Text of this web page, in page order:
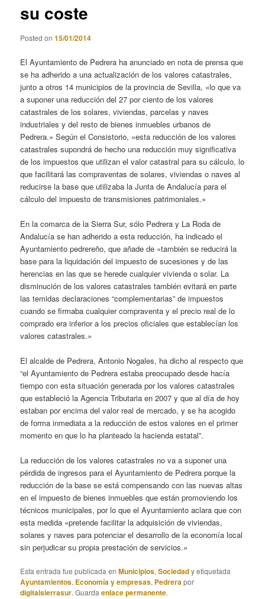
su coste
Posted on15/01/2014
El Ayuntamiento de Pedrera ha anunciado en nota de prensa que
se ha adherido a una actualización de los valores catastrales,
junto a otros 14 municipios de la provincia de Sevilla, «lo que va
a suponer una reducción del 27 por ciento de los valores
catastrales de los solares, viviendas, parcelas y naves
industriales y del resto de bienes inmuebles urbanos de
Pedrera.» Según el Consistorio, «esta reducción de los valores
catastrales supondrá de hecho una reducción muy significativa
de los impuestos que utilizan el valor catastral para su cálculo, lo
que facilitará las compraventas de solares, viviendas o naves al
reducirse la base que utilizaba la Junta de Andalucía para el
cálculo del impuesto de transmisiones patrimoniales.»
En la comarca de la Sierra Sur, sólo Pedrera y La Roda de
Andalucía se han adherido a esta reducción, ha indicado el
Ayuntamiento pedrereño, que añade de «también se reducirá la
base para la liquidación del impuesto de sucesiones y de las
herencias en las que se herede cualquier vivienda o solar. La
disminución de los valores catastrales también evitará en parte
las temidas declaraciones “complementarias” de impuestos
cuando se firmaba cualquier compraventa y el precio real de lo
comprado era inferior a los precios oficiales que establecían los
valores catastrales.»
El alcalde de Pedrera, Antonio Nogales, ha dicho al respecto que
“el Ayuntamiento de Pedrera estaba preocupado desde hacía
tiempo con esta situación generada por los valores catastrales
que estableció la Agencia Tributaria en 2007 y que al día de hoy
estaban por encima del valor real de mercado, y se ha acogido
de forma inmediata a la reducción de estos valores en el primer
momento en que lo ha planteado la hacienda estatal”.
La reducción de los valores catastrales no va a suponer una
pérdida de ingresos para el Ayuntamiento de Pedrera porque la
reducción de la base se está compensando con las nuevas altas
en el impuesto de bienes inmuebles que están promoviendo los
técnicos municipales, por lo que el Ayuntamiento aclara que con
esta medida «pretende facilitar la adquisición de viviendas,
solares y naves para potenciar el desarrollo de la economía local
sin perjudicar su propia prestación de servicios.»
Esta entrada fue publicada enMunicipios,Sociedady etiquetada
Ayuntamientos, Economía y empresas, Pedrerapor
digitalsierrasur. Guardaenlace permanente.